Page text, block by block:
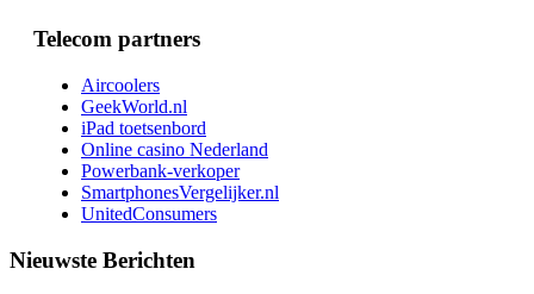
Telecom partners
Aircoolers
GeekWorld.nl
iPad toetsenbord
Online casino Nederland
Powerbank-verkoper
SmartphonesVergelijker.nl
UnitedConsumers
Nieuwste Berichten